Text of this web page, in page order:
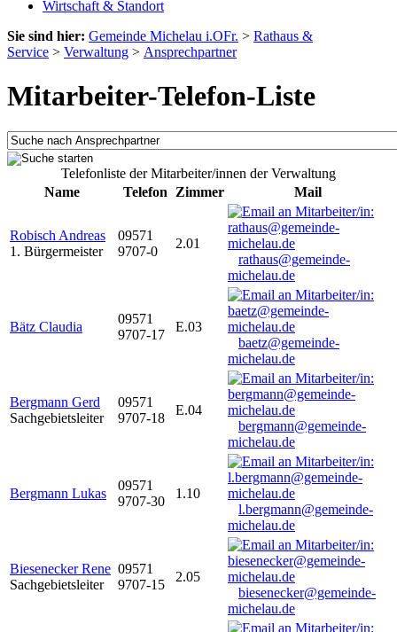
Wirtschaft & Standort
Sie sind hier: Gemeinde Michelau i.OFr. > Rathaus &
Service > Verwaltung > Ansprechpartner
Mitarbeiter-Telefon-Liste
Telefonliste der Mitarbeiter/innen der Verwaltung
Name
Telefon Zimmer Mail
Robisch Andreas
1. Bürgermeister
09571
9707-0
2.01
rathaus@gemeinde-
michelau.de
Bätz Claudia
09571
9707-17
E.03
baetz@gemeinde-
michelau.de
Bergmann Gerd
Sachgebietsleiter
09571
9707-18
E.04
bergmann@gemeinde-
michelau.de
Bergmann Lukas
09571
9707-30
1.10
l.bergmann@gemeinde-
michelau.de
Biesenecker Rene
Sachgebietsleiter
09571
9707-15
2.05
biesenecker@gemeinde-
michelau.de